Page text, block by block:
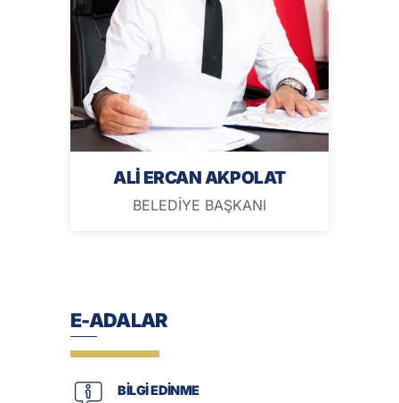
ALİ ERCAN AKPOLAT
BELEDİYE BAŞKANI
E-ADALAR
BİLGİ EDİNME